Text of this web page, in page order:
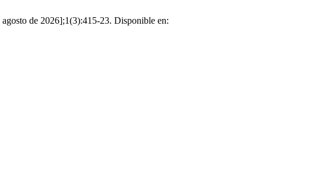
de 2026];1(3):415-23. Disponible en: